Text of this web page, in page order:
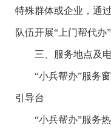
特殊群体或企业，通
队伍开展“上门帮代办”
三、服务地点及
“小兵帮办”服务窗
引导台
“小兵帮办”服务热